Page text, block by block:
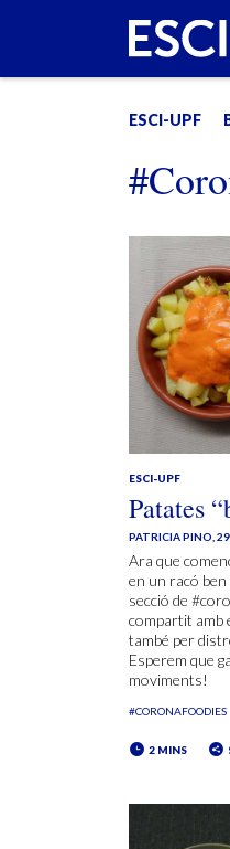
ESCI-UPF
ESCI-UPF
Patates
PATRICIA PINO
Ara que
en un racó
secció de
compartit amb
també per
Esperem que
moviments!
#CORONAFOODIES
2 MINS